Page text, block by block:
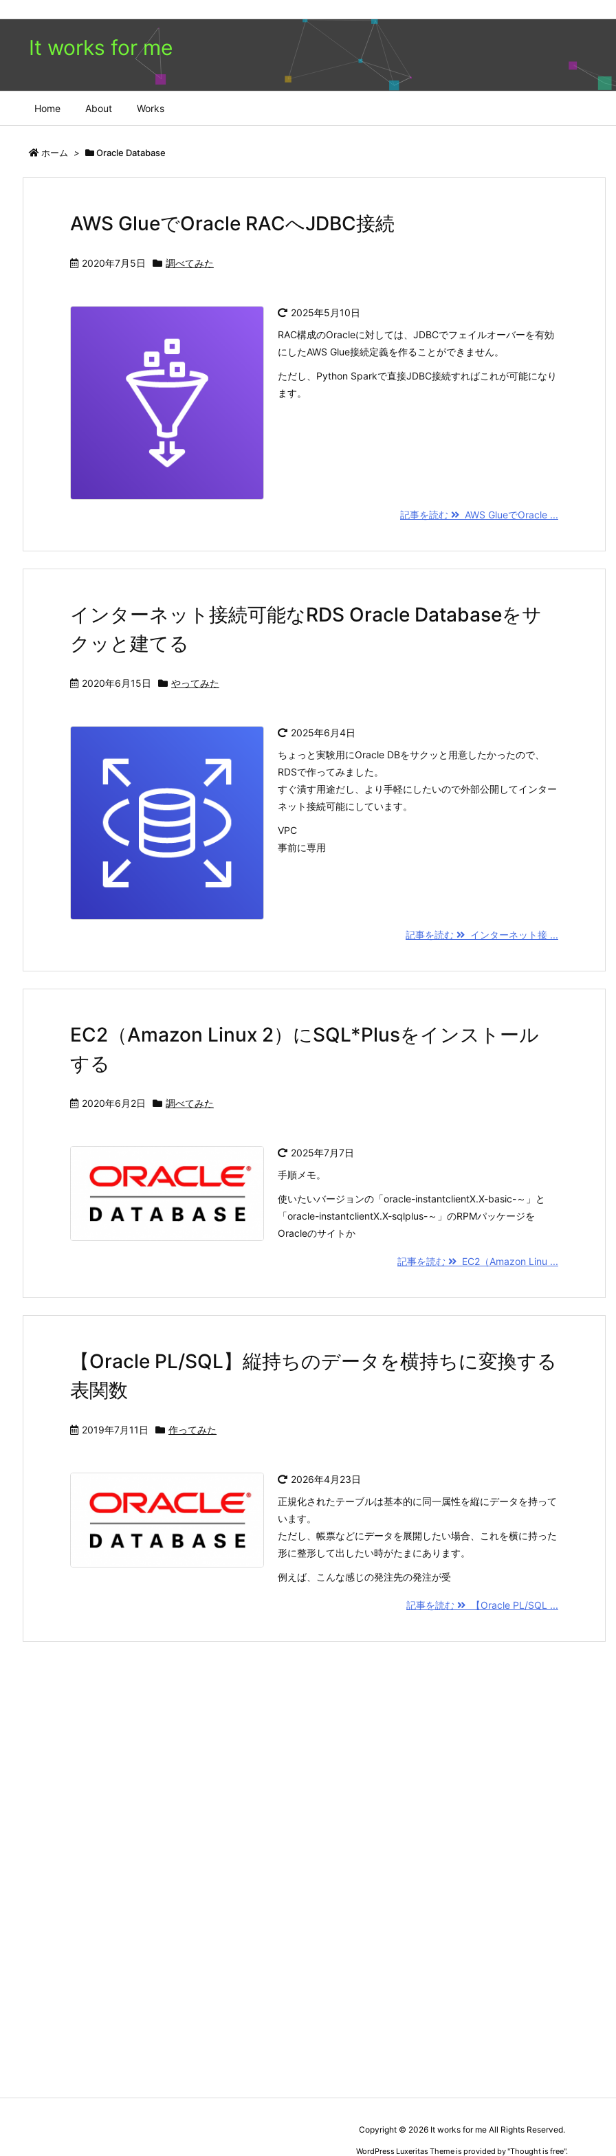
It works for me
Home About Works
ホーム > Oracle Database
AWS GlueでOracle RACへJDBC接続
2020年7月5日 調べてみた
2025年5月10日
RAC構成のOracleに対しては、JDBCでフェイルオーバーを有効
にしたAWS Glue接続定義を作ることができません。
ただし、Python Sparkで直接JDBC接続すればこれが可能になり
ます。
記事を読む AWS GlueでOracle ...
インターネット接続可能なRDS Oracle Databaseをサ
クッと建てる
2020年6月15日 やってみた
2025年6月4日
ちょっと実験用にOracle DBをサクッと用意したかったので、
RDSで作ってみました。
すぐ潰す用途だし、より手軽にしたいので外部公開してインター
ネット接続可能にしています。
VPC
事前に専用
記事を読む インターネット接 ...
EC2（Amazon Linux 2）にSQL*Plusをインストール
する
2020年6月2日 調べてみた
2025年7月7日
手順メモ。
使いたいバージョンの「oracle-instantclientX.X-basic-～」と
「oracle-instantclientX.X-sqlplus-～」のRPMパッケージを
Oracleのサイトか
記事を読む EC2（Amazon Linu ...
【Oracle PL/SQL】縦持ちのデータを横持ちに変換する
表関数
2019年7月11日 作ってみた
2026年4月23日
正規化されたテーブルは基本的に同一属性を縦にデータを持って
います。
ただし、帳票などにデータを展開したい場合、これを横に持った
形に整形して出したい時がたまにあります。
例えば、こんな感じの発注先の発注が受
記事を読む 【Oracle PL/SQL ...
Copyright © 2026 It works for me All Rights Reserved.
WordPress Luxeritas Theme is provided by "Thought is free".